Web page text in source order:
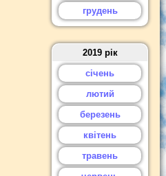
грудень
2019 рік
січень
лютий
березень
квітень
травень